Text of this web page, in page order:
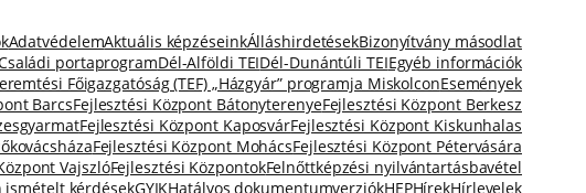
AdatvédelemAktuális képzéseinkÁlláshirdetésekBizonyítvány másodlat
portaprogramDél-Alföldi TEIDél-Dunántúli TEIEgyéb információk
Főigazgatóság (TEF) „Házgyár” programja MiskolconEsemények
BarcsFejlesztési Központ BátonyterenyeFejlesztési Központ Berkesz
Fejlesztési Központ KaposvárFejlesztési Központ Kiskunhalas
Fejlesztési Központ MohácsFejlesztési Központ Pétervására
VajszlóFejlesztési KözpontokFelnőttképzési nyilvántartásbavétel
ismételt kérdésekGYIKHatályos dokumentumverziókHEPHírekHírlevelek